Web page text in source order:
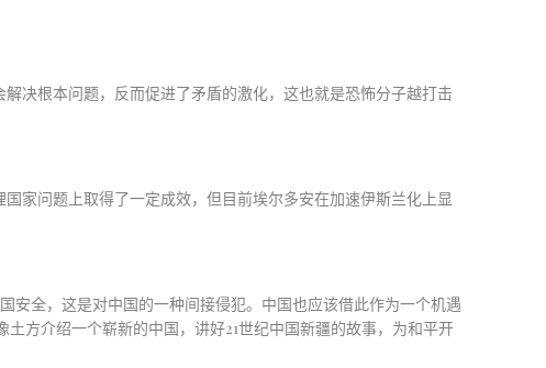
决根本问题，反而促进了矛盾的激化，这也就是恐怖分子越打击
家问题上取得了一定成效，但目前埃尔多安在加速伊斯兰化上显
安全，这是对中国的一种间接侵犯。中国也应该借此作为一个机遇
土方介绍一个崭新的中国，讲好21世纪中国新疆的故事，为和平开